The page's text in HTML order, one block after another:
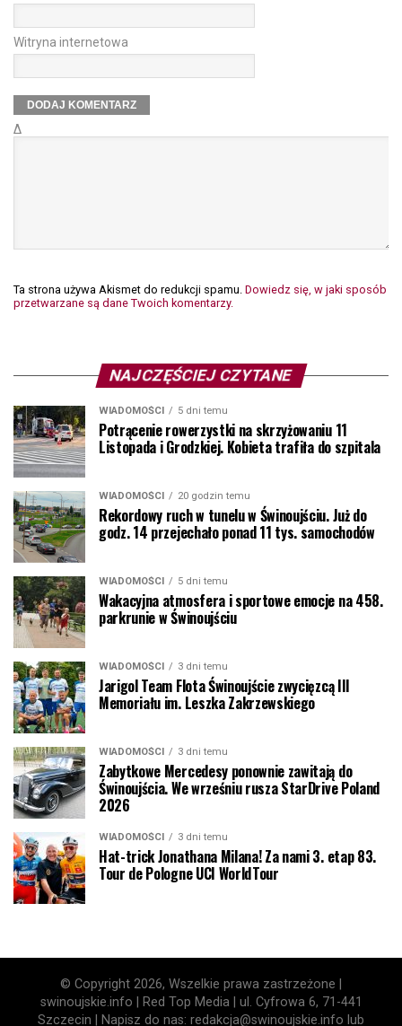
Witryna internetowa
Δ
Ta strona używa Akismet do redukcji spamu. Dowiedz się, w jaki sposób
przetwarzane są dane Twoich komentarzy.
NAJCZĘŚCIEJ CZYTANE
WIADOMOŚCI 5 dni temu
Potrącenie rowerzystki na skrzyżowaniu 11
Listopada i Grodzkiej. Kobieta trafiła do szpitala
WIADOMOŚCI 20 godzin temu
Rekordowy ruch w tunelu w Świnoujściu. Już do
godz. 14 przejechało ponad 11 tys. samochodów
WIADOMOŚCI 5 dni temu
Wakacyjna atmosfera i sportowe emocje na 458.
parkrunie w Świnoujściu
WIADOMOŚCI 3 dni temu
Jarigol Team Flota Świnoujście zwycięzcą III
Memoriału im. Leszka Zakrzewskiego
WIADOMOŚCI 3 dni temu
Zabytkowe Mercedesy ponownie zawitają do
Świnoujścia. We wrześniu rusza StarDrive Poland
2026
WIADOMOŚCI 3 dni temu
Hat-trick Jonathana Milana! Za nami 3. etap 83.
Tour de Pologne UCI WorldTour
© Copyright 2026, Wszelkie prawa zastrzeżone |
swinoujskie.info | Red Top Media | ul. Cyfrowa 6, 71-441
Szczecin | Napisz do nas: redakcja@swinoujskie.info lub